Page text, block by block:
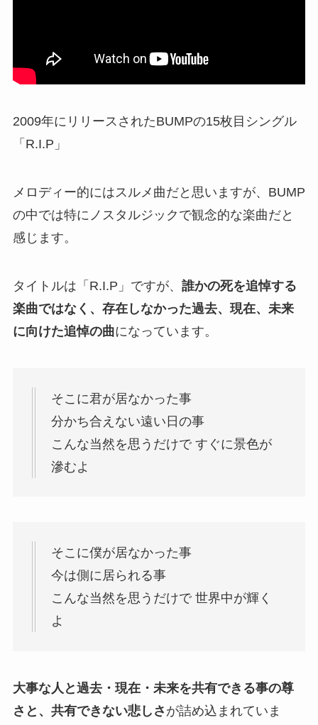
2009年にリリースされたBUMPの15枚目シングル
「R.I.P」
メロディー的にはスルメ曲だと思いますが、BUMP
の中では特にノスタルジックで観念的な楽曲だと
感じます。
タイトルは「R.I.P」ですが、 誰かの死を追悼する
楽曲ではなく、存在しなかった過去、現在、未来
に向けた追悼の曲になっています。
そこに君が居なかった事
分かち合えない遠い日の事
こんな当然を思うだけで すぐに景色が
滲むよ
そこに僕が居なかった事
今は側に居られる事
こんな当然を思うだけで 世界中が輝く
よ
大事な人と過去・現在・未来を共有できる事の尊
さと、共有できない悲しさ が詰め込まれていま